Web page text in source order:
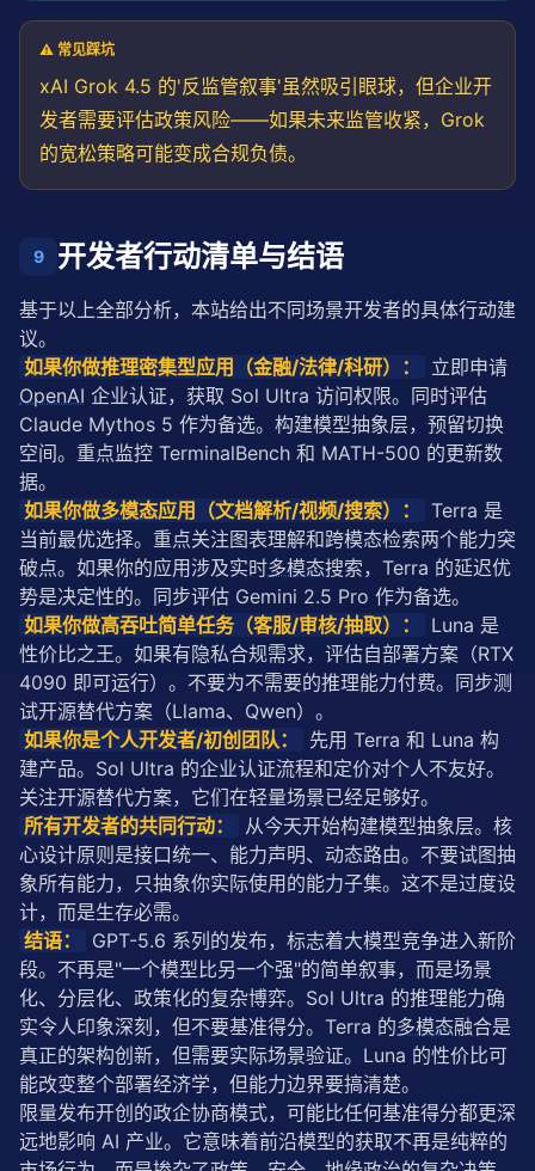
⚠️ 常见踩坑
xAI Grok 4.5 的'反监管叙事'虽然吸引眼球，但企业开
发者需要评估政策风险——如果未来监管收紧，Grok
的宽松策略可能变成合规负债。
9 开发者行动清单与结语
基于以上全部分析，本站给出不同场景开发者的具体行动建
议。
如果你做推理密集型应用（金融/法律/科研）：
OpenAI 企业认证，获取 Sol Ultra 访问权限。同时评估
Claude Mythos 5 作为备选。构建模型抽象层，预留切换
空间。重点监控 TerminalBench 和 MATH-500 的更新数
据。
如果你做多模态应用（文档解析/视频/搜索）：
Terra 是
当前最优选择。重点关注图表理解和跨模态检索两个能力突
破点。如果你的应用涉及实时多模态搜索，Terra 的延迟优
势是决定性的。同步评估 Gemini 2.5 Pro 作为备选。
如果你做高吞吐简单任务（客服/审核/抽取）：
Luna 是
性价比之王。如果有隐私合规需求，评估自部署方案（RTX
4090 即可运行）。不要为不需要的推理能力付费。同步测
试开源替代方案（Llama、Qwen）。
如果你是个人开发者/初创团队：
先用 Terra 和 Luna 构
建产品。Sol Ultra 的企业认证流程和定价对个人不友好。
关注开源替代方案，它们在轻量场景已经足够好。
所有开发者的共同行动：
从今天开始构建模型抽象层。核
心设计原则是接口统一、能力声明、动态路由。不要试图抽
象所有能力，只抽象你实际使用的能力子集。这不是过度设
计，而是生存必需。
结语：
GPT-5.6 系列的发布，标志着大模型竞争进入新阶
段。不再是"一个模型比另一个强"的简单叙事，而是场景
化、分层化、政策化的复杂博弈。Sol Ultra 的推理能力确
实令人印象深刻，但不要基准得分。Terra 的多模态融合是
真正的架构创新，但需要实际场景验证。Luna 的性价比可
能改变整个部署经济学，但能力边界要搞清楚。
限量发布开创的政企协商模式，可能比任何基准得分都更深
远地影响 AI 产业。它意味着前沿模型的获取不再是纯粹的